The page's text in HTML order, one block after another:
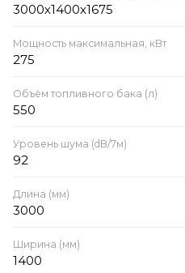
3000х1400х1675
Мощность максимальная, кВт
275
Объём топливного бака (л)
550
Уровень шума (dB/7м)
92
Длина (мм)
3000
Ширина (мм)
1400